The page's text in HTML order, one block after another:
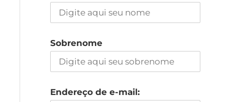
Sobrenome
Endereço de e-mail: